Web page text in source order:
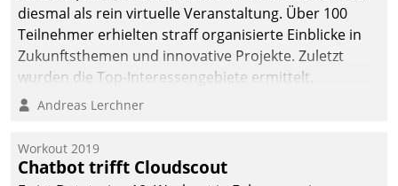
diesmal als rein virtuelle Veranstaltung. Über 100
Teilnehmer erhielten straff organisierte Einblicke in
Zukunftsthemen und innovative Projekte. Zuletzt
wurden die Top-Interessengebiete ermittelt.
Andreas Lerchner
Workout 2019
Chatbot trifft Cloudscout